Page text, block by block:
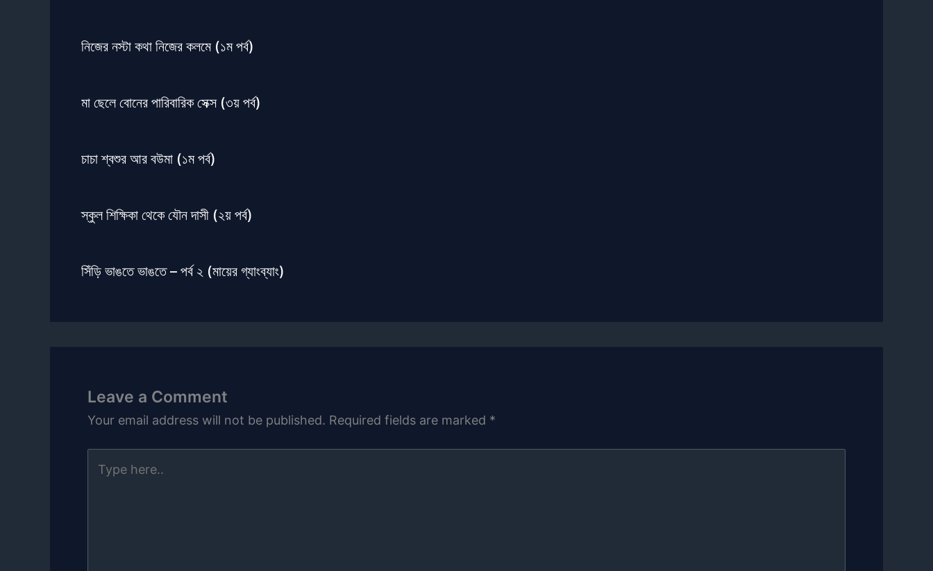
নিজের নস্টা কথা নিজের কলমে (১ম পর্ব)
মা ছেলে বোনের পারিবারিক সেক্স (৩য় পর্ব)
চাচা শ্বশুর আর বউমা (১ম পর্ব)
স্কুল শিক্ষিকা থেকে যৌন দাসী (২য় পর্ব)
সিঁড়ি ভাঙতে ভাঙতে – পর্ব ২ (মায়ের গ্যাংব্যাং)
Leave a Comment
Your email address will not be published. Required fields are marked *
here..